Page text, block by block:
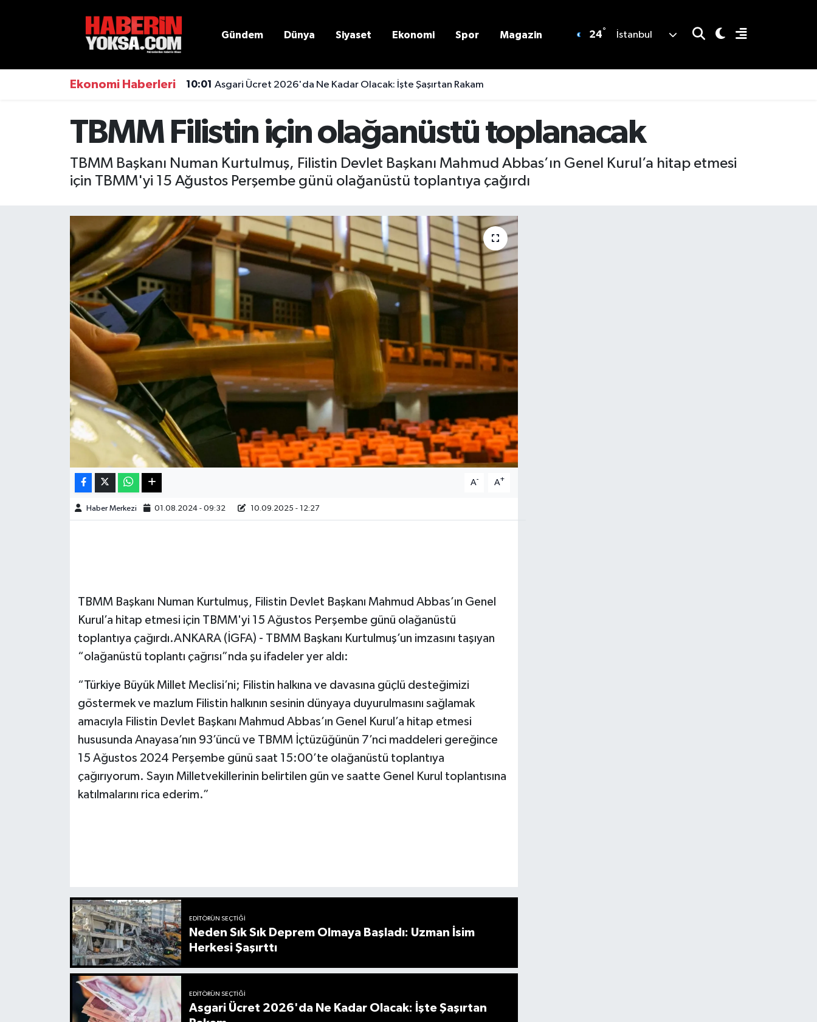
Gündem Dünya Siyaset Ekonomi Spor Magazin 24° İstanbul
Ekonomi Haberleri 10:01 Asgari Ücret 2026'da Ne Kadar Olacak: İşte Şaşırtan Rakam
TBMM Filistin için olağanüstü toplanacak
TBMM Başkanı Numan Kurtulmuş, Filistin Devlet Başkanı Mahmud Abbas’ın Genel Kurul’a hitap etmesi
için TBMM'yi 15 Ağustos Perşembe günü olağanüstü toplantıya çağırdı
A- A+
Haber Merkezi 01.08.2024 - 09:32 10.09.2025 - 12:27
TBMM Başkanı Numan Kurtulmuş, Filistin Devlet Başkanı Mahmud Abbas’ın Genel
Kurul’a hitap etmesi için TBMM'yi 15 Ağustos Perşembe günü olağanüstü
toplantıya çağırdı.ANKARA (İGFA) - TBMM Başkanı Kurtulmuş’un imzasını taşıyan
“olağanüstü toplantı çağrısı”nda şu ifadeler yer aldı:
“Türkiye Büyük Millet Meclisi’ni; Filistin halkına ve davasına güçlü desteğimizi
göstermek ve mazlum Filistin halkının sesinin dünyaya duyurulmasını sağlamak
amacıyla Filistin Devlet Başkanı Mahmud Abbas’ın Genel Kurul’a hitap etmesi
hususunda Anayasa’nın 93’üncü ve TBMM İçtüzüğünün 7’nci maddeleri gereğince
15 Ağustos 2024 Perşembe günü saat 15:00’te olağanüstü toplantıya
çağırıyorum. Sayın Milletvekillerinin belirtilen gün ve saatte Genel Kurul toplantısına
katılmalarını rica ederim.”
EDITÖRÜN SEÇTIĞI
Neden Sık Sık Deprem Olmaya Başladı: Uzman İsim
Herkesi Şaşırttı
EDITÖRÜN SEÇTIĞI
Asgari Ücret 2026'da Ne Kadar Olacak: İşte Şaşırtan
Magazin
Otomobil
Teknoloji
Hava Durumu
Tüm Manşetler
Son Dakika Haberleri